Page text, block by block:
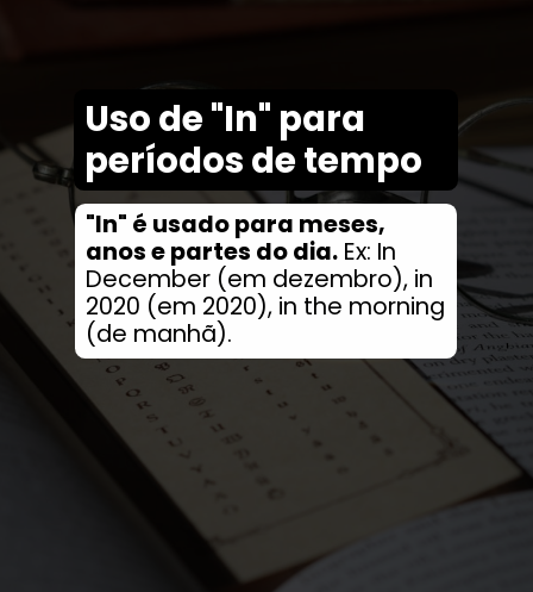
"In" é usado para meses,
anos e partes do dia.Ex: In
December (em dezembro), in
2020 (em 2020), in the morning
(de manhã).
Uso de "In" para
períodos de tempo